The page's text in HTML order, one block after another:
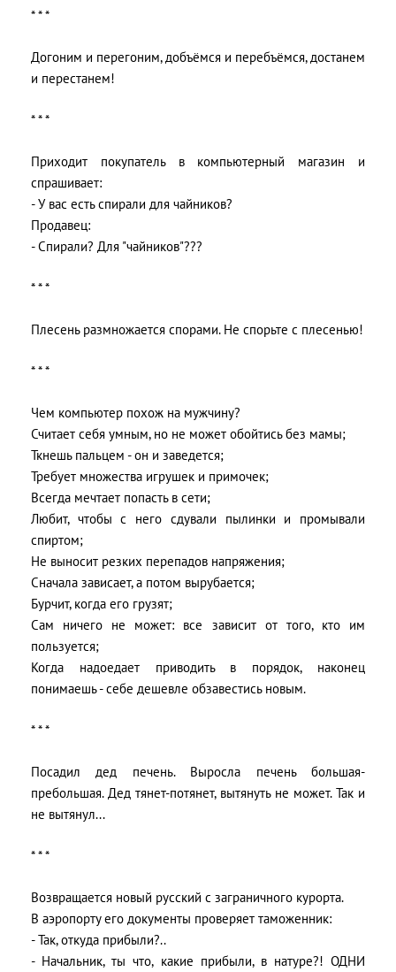
* * *
Догоним и перегоним, добъёмся и перебъёмся, достанем
и перестанем!
* * *
Приходит покупатель в компьютерный магазин и
спрашивает:
- У вас есть спирали для чайников?
Продавец:
- Спирали? Для "чайников"???
* * *
Плесень размножается спорами. Не спорьте с плесенью!
* * *
Чем компьютер похож на мужчину?
Считает себя умным, но не может обойтись без мамы;
Ткнешь пальцем - он и заведется;
Требует множества игрушек и примочек;
Всегда мечтает попасть в сети;
Любит, чтобы с него сдували пылинки и промывали
спиртом;
Не выносит резких перепадов напряжения;
Сначала зависает, а потом вырубается;
Бурчит, когда его грузят;
Сам ничего не может: все зависит от того, кто им
пользуется;
Когда надоедает приводить в порядок, наконец
понимаешь - себе дешевле обзавестись новым.
* * *
Посадил дед печень. Выросла печень большая-
пребольшая. Дед тянет-потянет, вытянуть не может. Так и
не вытянул...
* * *
Возвращается новый русский с заграничного курорта.
В аэропорту его документы проверяет таможенник:
- Так, откуда прибыли?..
- Начальник, ты что, какие прибыли, в натуре?! ОДНИ